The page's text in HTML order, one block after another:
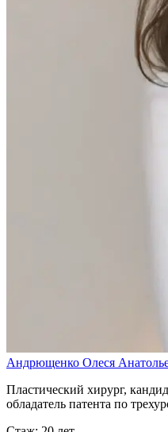
Андрющенко Олеся
Пластический хирург,
обладатель патента по